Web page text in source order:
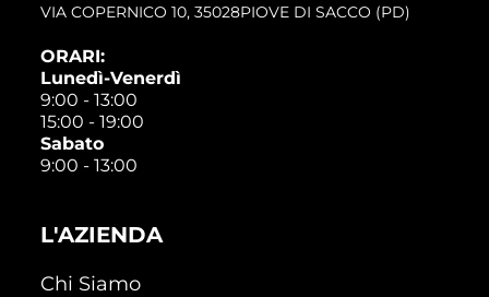
VIA COPERNICO 10, 35028PIOVE DI SACCO (PD)
ORARI:
Lunedì-Venerdì
9:00 - 13:00
15:00 - 19:00
Sabato
9:00 - 13:00
L'AZIENDA
Chi Siamo